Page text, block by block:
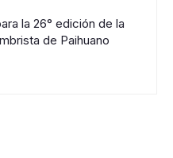
la 26° edición de la
de Paihuano